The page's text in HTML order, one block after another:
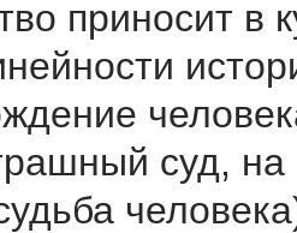
приносит в
суд, на